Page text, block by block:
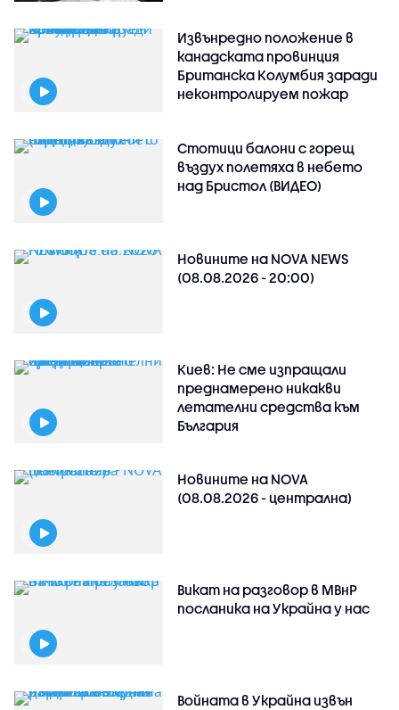
Извънредно положение в
канадската провинция
Британска Колумбия заради
неконтролируем пожар
Стотици балони с горещ
въздух полетяха в небето
над Бристол (ВИДЕО)
Новините на NOVA NEWS
(08.08.2026 - 20:00)
Киев: Не сме изпращали
преднамерено никакви
летателни средства към
България
Новините на NOVA
(08.08.2026 - централна)
Викат на разговор в МВнР
посланика на Украйна у нас
Войната в Украйна извън